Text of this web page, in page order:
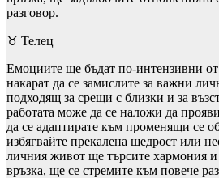
разговор.
♉ Телец
Емоциите ще бъдат по-интензивни
накарат да се замислите за важни
подходящ за срещи с близки и за
работата може да се наложи да
да се адаптирате към променящи се
избягвайте прекалена щедрост или
личния живот ще търсите хармония и
връзка, ще се стремите към повече